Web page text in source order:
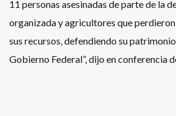
11 personas asesinadas de parte de la
organizada y agricultores que
sus recursos, defendiendo su
Gobierno Federal”, dijo en conferencia